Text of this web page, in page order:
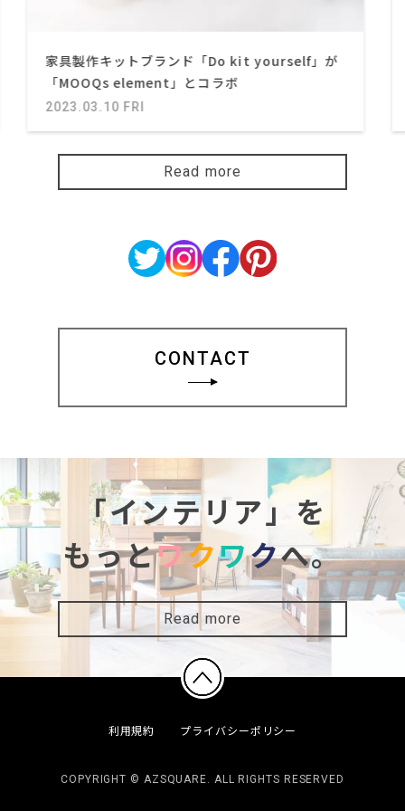
家具製作キットブランド「Do kit yourself」が
「MOOQs element」とコラボ
2023.03.10 FRI
Read more
CONTACT
「インテリア」を
もっとワクワクへ。
Read more
利用規約 プライバシーポリシー
COPYRIGHT © AZSQUARE. ALL RIGHTS RESERVED